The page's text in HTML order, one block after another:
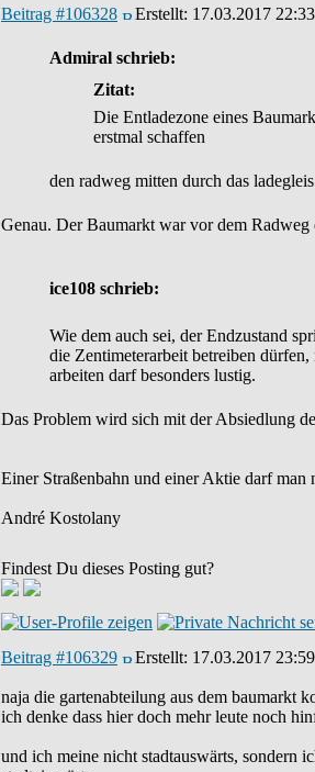
Beitrag #106328 Erstellt: 17.03.2017 22:33
Admiral schrieb:
Zitat:
Die Entladezone eines
erstmal schaffen
den radweg mitten durch das
Genau. Der Baumarkt war vor dem Radweg
ice108 schrieb:
Wie dem auch sei, der Endzustand
die Zentimeterarbeit betreiben
arbeiten darf besonders lustig.
Das Problem wird sich mit der Absiedlung
Einer Straßenbahn und einer Aktie darf
André Kostolany
Findest Du dieses Posting gut?
Beitrag #106329 Erstellt: 17.03.2017 23:59
naja die gartenabteilung aus dem baumarkt
ich denke dass hier doch mehr leute noch
und ich meine nicht stadtauswärts, sondern